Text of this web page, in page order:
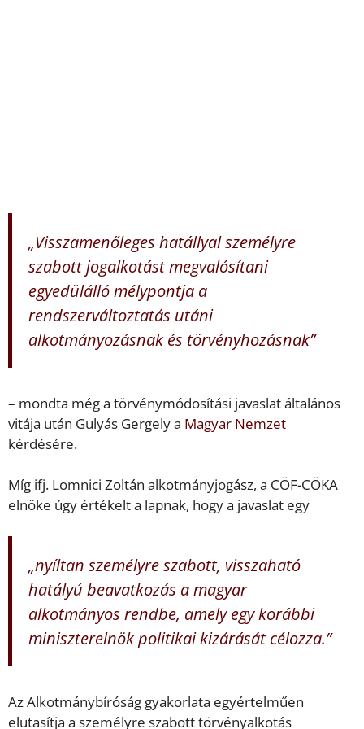
„Visszamenőleges hatállyal személyre
szabott jogalkotást megvalósítani
egyedülálló mélypontja a
rendszerváltoztatás utáni
alkotmányozásnak és törvényhozásnak”
– mondta még a törvénymódosítási javaslat általános
vitája után Gulyás Gergely a Magyar Nemzet
kérdésére.
Míg ifj. Lomnici Zoltán alkotmányjogász, a CÖF-CÖKA
elnöke úgy értékelt a lapnak, hogy a javaslat egy
„nyíltan személyre szabott, visszaható
hatályú beavatkozás a magyar
alkotmányos rendbe, amely egy korábbi
miniszterelnök politikai kizárását célozza.”
Az Alkotmánybíróság gyakorlata egyértelműen
elutasítja a személyre szabott törvényalkotás